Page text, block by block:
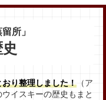
所」
り整理しました！ （ア
イスキーの歴史もまと